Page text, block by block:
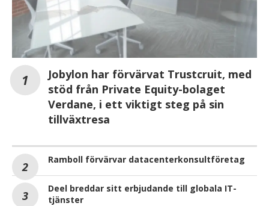
Jobylon har förvärvat Trustcruit, med
stöd från Private Equity-bolaget
Verdane, i ett viktigt steg på sin
tillväxtresa
Ramboll förvärvar datacenterkonsultföretag
Deel breddar sitt erbjudande till globala IT-
tjänster